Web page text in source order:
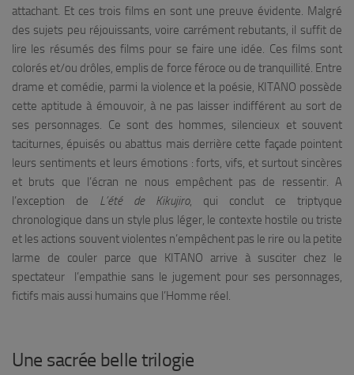
attachant. Et ces trois films en sont une preuve évidente. Malgré
des sujets peu réjouissants, voire carrément rebutants, il suffit de
lire les résumés des films pour se faire une idée. Ces films sont
colorés et/ou drôles, emplis de force féroce ou de tranquillité. Entre
drame et comédie, parmi la violence et la poésie, KITANO possède
cette aptitude à émouvoir, à ne pas laisser indifférent au sort de
ses personnages. Ce sont des hommes, silencieux et souvent
taciturnes, épuisés ou abattus mais derrière cette façade pointent
leurs sentiments et leurs émotions : forts, vifs, et surtout sincères
et bruts que l’écran ne nous empêchent pas de ressentir. A
l’exception de L’été de Kikujiro, qui conclut ce triptyque
chronologique dans un style plus léger, le contexte hostile ou triste
et les actions souvent violentes n’empêchent pas le rire ou la petite
larme de couler parce que KITANO arrive à susciter chez le
spectateur l’empathie sans le jugement pour ses personnages,
fictifs mais aussi humains que l’Homme réel.
Une sacrée belle trilogie